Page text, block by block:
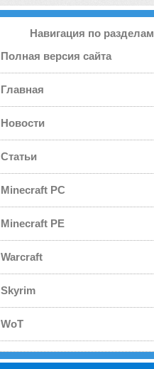
Навигация по разделам
Полная версия сайта
Главная
Новости
Статьи
Minecraft PC
Minecraft PE
Warcraft
Skyrim
WoT